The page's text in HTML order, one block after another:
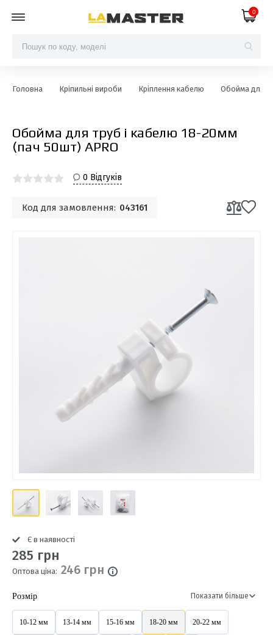
0
Головна Кріпильні вироби Кріплення кабелю Обойма для
Обойма для труб і кабелю 18-20мм
(пач 50шт) APRO
0 Відгуків
Код для замовлення: 043161
Є в наявності
285 грн
Оптова ціна: 246 грн
Розмір Показати більше
10-12 мм 13-14 мм 15-16 мм 18-20 мм 20-22 мм